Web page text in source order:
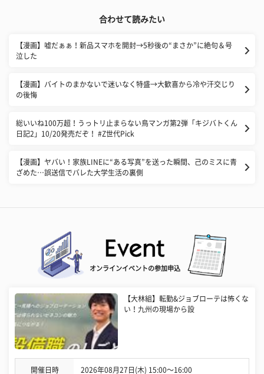
合わせて読みたい
【漫画】嘘だぁぁ！新品スマホを開封→5秒後の“まさか”に絶句＆号
泣した
【漫画】バイトのまかないで迷いなく特盛→大歓喜から冷や汗交じり
の後悔
総いいね100万超！うっトリ止まらない鳥マンガ第2弾「キジバトくん
日記2」10/20発売だぞ！ #Z世代Pick
【漫画】ヤバい！家族LINEに“ある写真”を送った瞬間、己のミスに青
ざめた…誤送信でバレた大学生活の裏側
オンラインイベントの参加申込
【大林組】転勤&ジョブローテは怖くな
い！九州の現場から設
開催日時 2026年08月27日(木) 15:00〜16:00